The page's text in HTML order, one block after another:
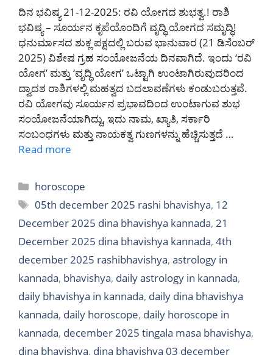
ದಿನ ಭವಿಷ್ಯ 21-12-2025: ರವಿ ಯೋಗದ ಶುಭತ್ವ.! ರಾಶಿ
ಭವಿಷ್ಯ – ಸೂರ್ಯನ ಕೃಪೆಯೊಂದಿಗೆ ವೃದ್ಧಿ ಯೋಗದ ಸಮೃದ್ಧಿ!
ಧನುರ್ಮಾಸದ ಶುಕ್ಲ ಪಕ್ಷದಲ್ಲಿ ಬರುವ ಭಾನುವಾರ (21 ಡಿಸೆಂಬರ್
2025) ವಿಶೇಷ ಗ್ರಹ ಸಂಯೋಜನೆಯ ದಿನವಾಗಿದೆ. ಇಂದು ‘ರವಿ
ಯೋಗ’ ಮತ್ತು ‘ವೃದ್ಧಿ ಯೋಗ’ ಒಟ್ಟಾಗಿ ಉಂಟಾಗಿರುವುದರಿಂದ
ದ್ವಾದಶ ರಾಶಿಗಳಲ್ಲಿ ಮಹತ್ವದ ಬದಲಾವಣೆಗಳು ಕಂಡುಬರುತ್ತವೆ.
ರವಿ ಯೋಗವು ಸೂರ್ಯನ ಪ್ರಭಾವದಿಂದ ಉಂಟಾಗುವ ಶುಭ
ಸಂಯೋಜನೆಯಾಗಿದ್ದು, ಇದು ನಾಮ, ಖ್ಯಾತಿ, ಸರ್ಕಾರಿ
ಸಂಬಂಧಗಳು ಮತ್ತು ನಾಯಕತ್ವ ಗುಣಗಳನ್ನು ಹೆಚ್ಚಿಸುತ್ತದೆ …
Read more
Categories
horoscope
Tags
05th december 2025 rashi bhavishya, 12
December 2025 dina bhavishya kannada, 21
December 2025 dina bhavishya kannada, 4th
december 2025 rashibhavishya, astrology in
kannada, bhavishya, daily astrology in kannada,
daily bhavishya in kannada, daily dina bhavishya
kannada, daily horoscope, daily horoscope in
kannada, december 2025 tingala masa bhavishya,
dina bhavishya, dina bhavishya 03 december